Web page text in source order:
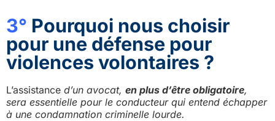
3° Pourquoi nous choisir
pour une défense pour
violences volontaires ?
L’assistance d’un avocat, en plus d’être obligatoire,
sera essentielle pour le conducteur qui entend échapper
à une condamnation criminelle lourde.